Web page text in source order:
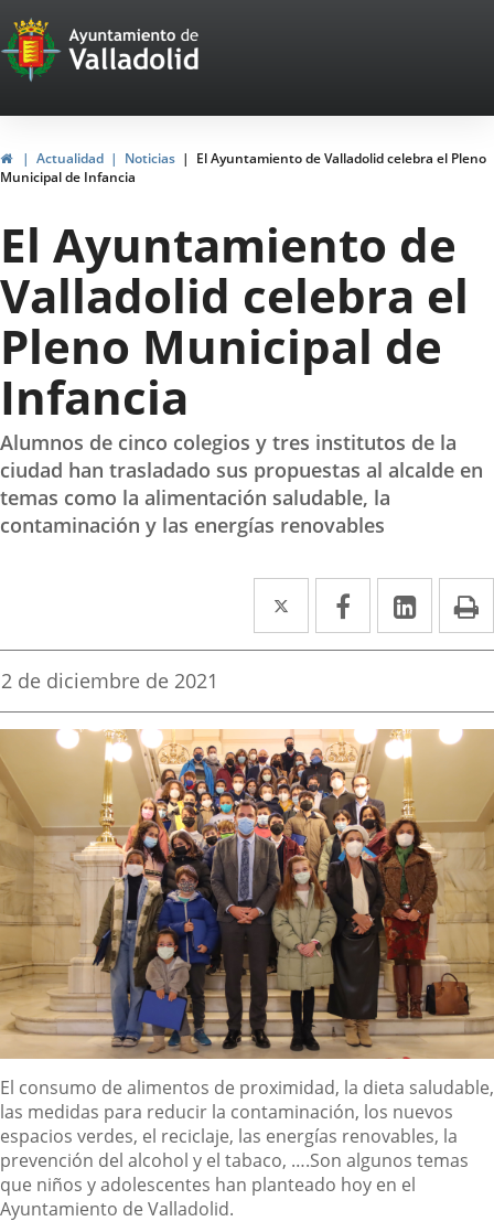
Portal
Web
del
Ayuntamiento
de
Valladolid
HomeActualidad Noticias
El Ayuntamiento de Valladolid celebra el Pleno
Municipal de Infancia
El Ayuntamiento de
Valladolid celebra el
Pleno Municipal de
Infancia
Alumnos de cinco colegios y tres institutos de la
ciudad han trasladado sus propuestas al alcalde en
temas como la alimentación saludable, la
contaminación y las energías renovables
Twitter
Enlace
a
aplicación
externa.
Facebook
Enlace
a
aplicación
externa.
Enlace
a
Fecha
la
noticia
2 de diciembre de 2021
Descripción
El consumo de alimentos de proximidad, la dieta saludable,
las medidas para reducir la contaminación, los nuevos
espacios verdes, el reciclaje, las energías renovables, la
prevención del alcohol y el tabaco, ….Son algunos temas
que niños y adolescentes han planteado hoy en el
Ayuntamiento de Valladolid.